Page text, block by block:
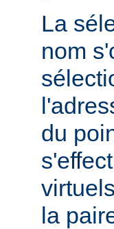
La
nom
du
la